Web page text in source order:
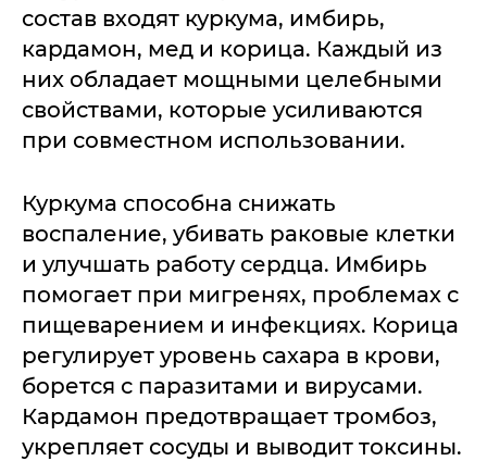
состав входят куркума, имбирь,
кардамон, мед и корица. Каждый из
них обладает мощными целебными
свойствами, которые усиливаются
при совместном использовании.
Куркума способна снижать
воспаление, убивать раковые клетки
и улучшать работу сердца. Имбирь
помогает при мигренях, проблемах с
пищеварением и инфекциях. Корица
регулирует уровень сахара в крови,
борется с паразитами и вирусами.
Кардамон предотвращает тромбоз,
укрепляет сосуды и выводит токсины.